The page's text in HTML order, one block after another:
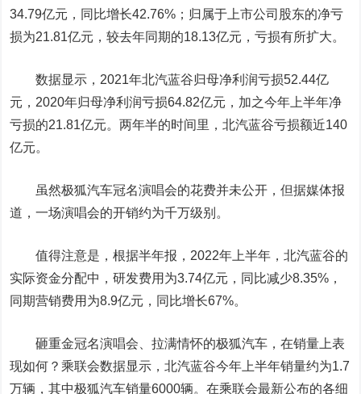
34.79亿元，同比增长42.76%；归属于上市公司股东的净亏
损为21.81亿元，较去年同期的18.13亿元，亏损有所扩大。
数据显示，2021年北汽蓝谷归母净利润亏损52.44亿
元，2020年归母净利润亏损64.82亿元，加之今年上半年净
亏损的21.81亿元。两年半的时间里，北汽蓝谷亏损额近140
亿元。
虽然极狐汽车冠名演唱会的花费并未公开，但据媒体报
道，一场演唱会的开销约为千万级别。
值得注意是，根据半年报，2022年上半年，北汽蓝谷的
实际资金分配中，研发费用为3.74亿元，同比减少8.35%，
同期营销费用为8.9亿元，同比增长67%。
砸重金冠名演唱会、拉满情怀的极狐汽车，在销量上表
现如何？乘联会数据显示，北汽蓝谷今年上半年销量约为1.7
万辆，其中极狐汽车销量6000辆。在乘联会最新公布的各细